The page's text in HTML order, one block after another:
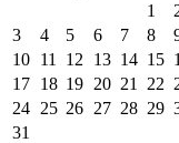
1
3
4 5 6 7 8
10 11 12 13 14 15
17 18 19 20 21 22
24 25 26 27 28 29
31